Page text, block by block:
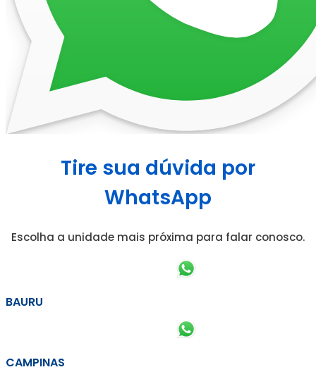
Tire sua dúvida por
WhatsApp
Escolha a unidade mais próxima para falar conosco.
BAURU
CAMPINAS